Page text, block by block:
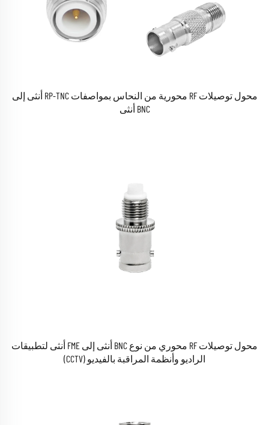
محول توصيلات RF محورية من النحاس بمواصفات RP-TNC أنثى إلى
BNC أنثى
محول توصيلات RF محوري من نوع BNC أنثى إلى FME أنثى لتطبيقات
الراديو وأنظمة المراقبة بالفيديو (CCTV)